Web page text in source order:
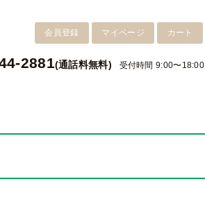
カート
マイページ
会員登録
2881(通話料無料) 受付時間 9:00〜18:00